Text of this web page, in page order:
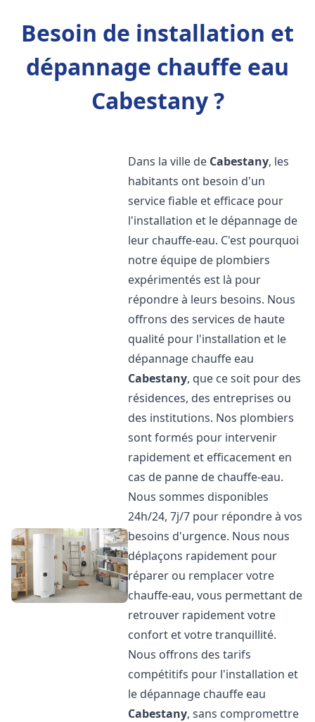
Besoin de installation et
dépannage chauffe eau
Cabestany ?
Dans la ville de Cabestany, les
habitants ont besoin d'un
service fiable et efficace pour
l'installation et le dépannage de
leur chauffe-eau. C'est pourquoi
notre équipe de plombiers
expérimentés est là pour
répondre à leurs besoins. Nous
offrons des services de haute
qualité pour l'installation et le
dépannage chauffe eau
Cabestany, que ce soit pour des
résidences, des entreprises ou
des institutions. Nos plombiers
sont formés pour intervenir
rapidement et efficacement en
cas de panne de chauffe-eau.
Nous sommes disponibles
24h/24, 7j/7 pour répondre à vos
besoins d'urgence. Nous nous
déplaçons rapidement pour
réparer ou remplacer votre
chauffe-eau, vous permettant de
retrouver rapidement votre
confort et votre tranquillité.
Nous offrons des tarifs
compétitifs pour l'installation et
le dépannage chauffe eau
Cabestany, sans compromettre